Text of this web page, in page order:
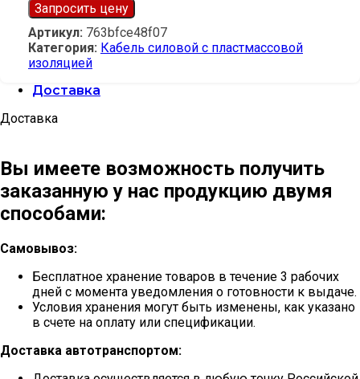
Запросить цену
Артикул: 763bfce48f07
Категория: Кабель силовой с пластмассовой
изоляцией
Доставка
Доставка
Вы имеете возможность получить
заказанную у нас продукцию двумя
способами:
Самовывоз:
Бесплатное хранение товаров в течение 3 рабочих
дней с момента уведомления о готовности к выдаче.
Условия хранения могут быть изменены, как указано
в счете на оплату или спецификации.
Доставка автотранспортом: